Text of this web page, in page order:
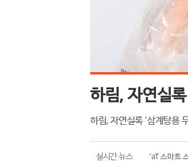
유엠씨사이언
유엠씨사이언스, 동물 실
실시간 뉴스
한국농수산
'aT 스마트